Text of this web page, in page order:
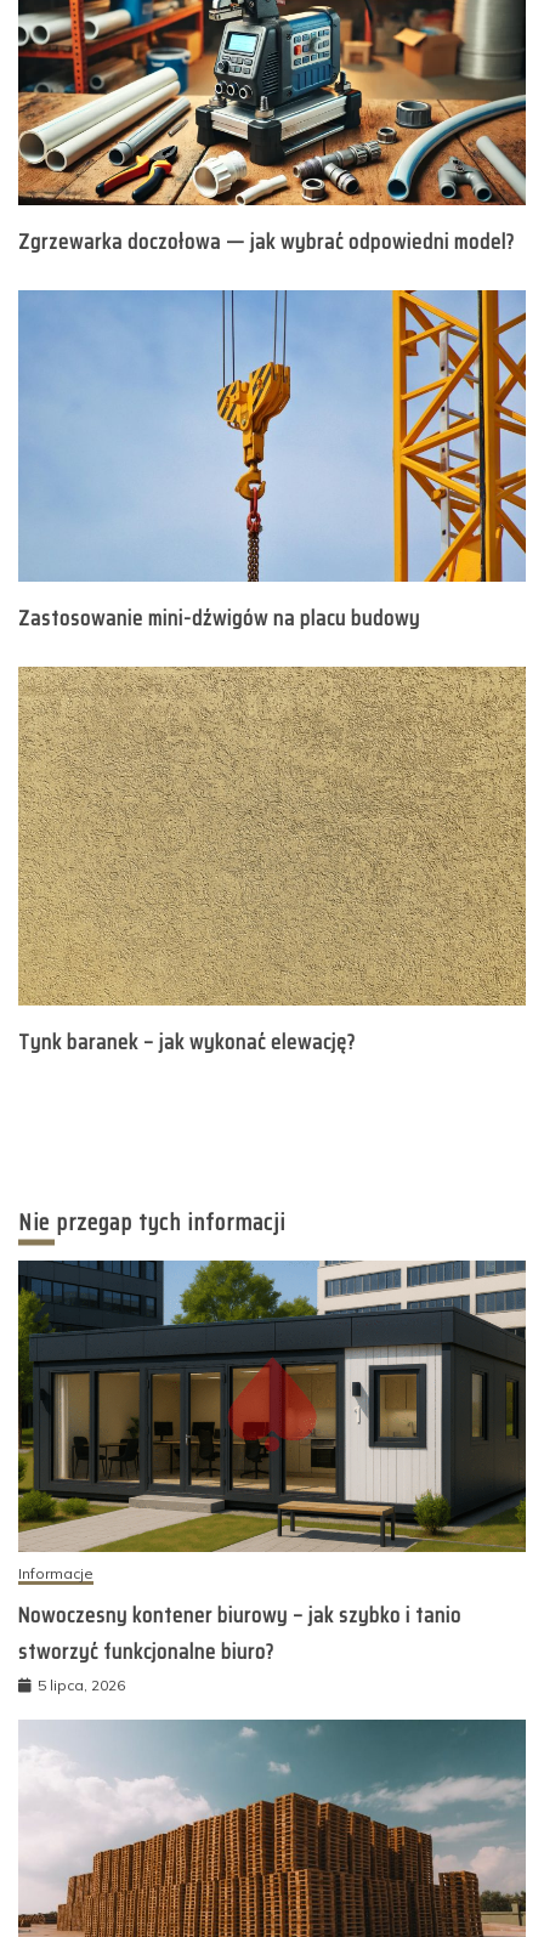
Zgrzewarka doczołowa — jak wybrać odpowiedni model?
Zastosowanie mini-dźwigów na placu budowy
Tynk baranek – jak wykonać elewację?
Nie przegap tych informacji
Informacje
Nowoczesny kontener biurowy – jak szybko i tanio
stworzyć funkcjonalne biuro?
5 lipca, 2026